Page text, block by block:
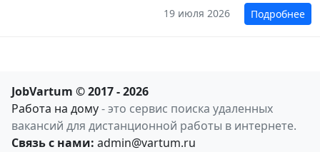
19 июля 2026
Подробнее
JobVartum © 2017 - 2026
Работа на дому- это сервис поиска удаленных
вакансий для дистанционной работы в интернете.
Связь с нами: admin@vartum.ru